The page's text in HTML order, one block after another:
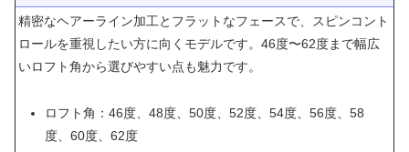
精密なヘアーライン加工とフラットなフェースで、スピンコント
ロールを重視したい方に向くモデルです。46度〜62度まで幅広
いロフト角から選びやすい点も魅力です。
ロフト角：46度、48度、50度、52度、54度、56度、58
度、60度、62度